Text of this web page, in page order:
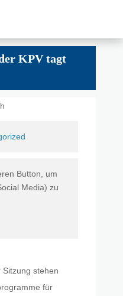
KPV tagt
Button, um
Media) zu
stehen
für